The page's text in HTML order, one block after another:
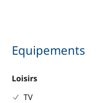
Equipements
Loisirs
TV